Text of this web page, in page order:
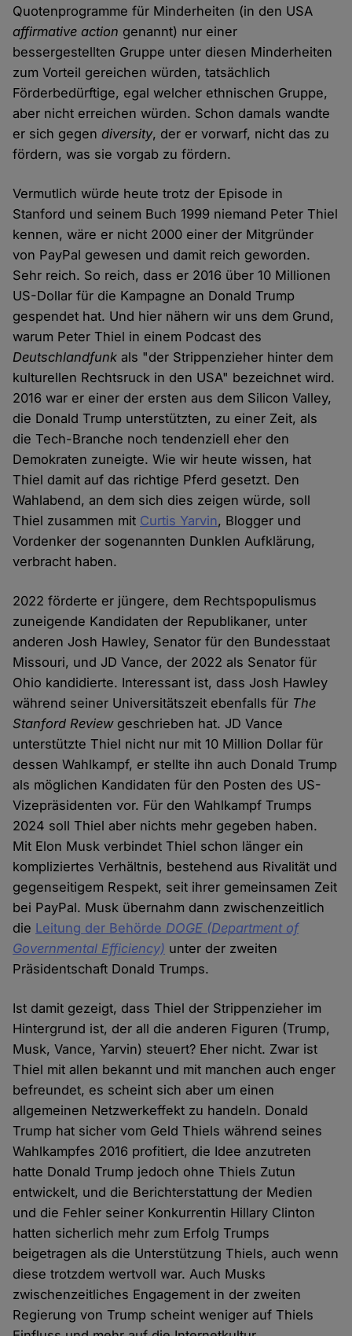
Quotenprogramme für Minderheiten (in den USA
affirmative action genannt) nur einer
bessergestellten Gruppe unter diesen Minderheiten
zum Vorteil gereichen würden, tatsächlich
Förderbedürftige, egal welcher ethnischen Gruppe,
aber nicht erreichen würden. Schon damals wandte
er sich gegendiversity, der er vorwarf, nicht das zu
fördern, was sie vorgab zu fördern.
Vermutlich würde heute trotz der Episode in
Stanford und seinem Buch 1999 niemand Peter Thiel
kennen, wäre er nicht 2000 einer der Mitgründer
von PayPal gewesen und damit reich geworden.
Sehr reich. So reich, dass er 2016 über 10 Millionen
US-Dollar für die Kampagne an Donald Trump
gespendet hat. Und hier nähern wir uns dem Grund,
warum Peter Thiel in einem Podcast des
Deutschlandfunk als "der Strippenzieher hinter dem
kulturellen Rechtsruck in den USA" bezeichnet wird.
2016 war er einer der ersten aus dem Silicon Valley,
die Donald Trump unterstützten, zu einer Zeit, als
die Tech-Branche noch tendenziell eher den
Demokraten zuneigte. Wie wir heute wissen, hat
Thiel damit auf das richtige Pferd gesetzt. Den
Wahlabend, an dem sich dies zeigen würde, soll
Thiel zusammen mit Curtis Yarvin, Blogger und
Vordenker der sogenannten Dunklen Aufklärung,
verbracht haben.
2022 förderte er jüngere, dem Rechtspopulismus
zuneigende Kandidaten der Republikaner, unter
anderen Josh Hawley, Senator für den Bundesstaat
Missouri, und JD Vance, der 2022 als Senator für
Ohio kandidierte. Interessant ist, dass Josh Hawley
während seiner Universitätszeit ebenfalls für The
Stanford Reviewgeschrieben hat. JD Vance
unterstützte Thiel nicht nur mit 10 Million Dollar für
dessen Wahlkampf, er stellte ihn auch Donald Trump
als möglichen Kandidaten für den Posten des US-
Vizepräsidenten vor. Für den Wahlkampf Trumps
2024 soll Thiel aber nichts mehr gegeben haben.
Mit Elon Musk verbindet Thiel schon länger ein
kompliziertes Verhältnis, bestehend aus Rivalität und
gegenseitigem Respekt, seit ihrer gemeinsamen Zeit
bei PayPal. Musk übernahm dann zwischenzeitlich
die Leitung der Behörde DOGE (Department of
Governmental Efficiency) unter der zweiten
Präsidentschaft Donald Trumps.
Ist damit gezeigt, dass Thiel der Strippenzieher im
Hintergrund ist, der all die anderen Figuren (Trump,
Musk, Vance, Yarvin) steuert? Eher nicht. Zwar ist
Thiel mit allen bekannt und mit manchen auch enger
befreundet, es scheint sich aber um einen
allgemeinen Netzwerkeffekt zu handeln. Donald
Trump hat sicher vom Geld Thiels während seines
Wahlkampfes 2016 profitiert, die Idee anzutreten
hatte Donald Trump jedoch ohne Thiels Zutun
entwickelt, und die Berichterstattung der Medien
und die Fehler seiner Konkurrentin Hillary Clinton
hatten sicherlich mehr zum Erfolg Trumps
beigetragen als die Unterstützung Thiels, auch wenn
diese trotzdem wertvoll war. Auch Musks
zwischenzeitliches Engagement in der zweiten
Regierung von Trump scheint weniger auf Thiels